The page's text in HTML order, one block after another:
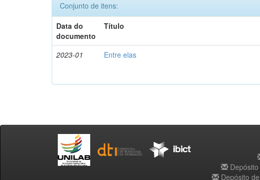
Conjunto de itens:
Data do
documento
Título
2023-01 Entre elas
Depósito
Depósito